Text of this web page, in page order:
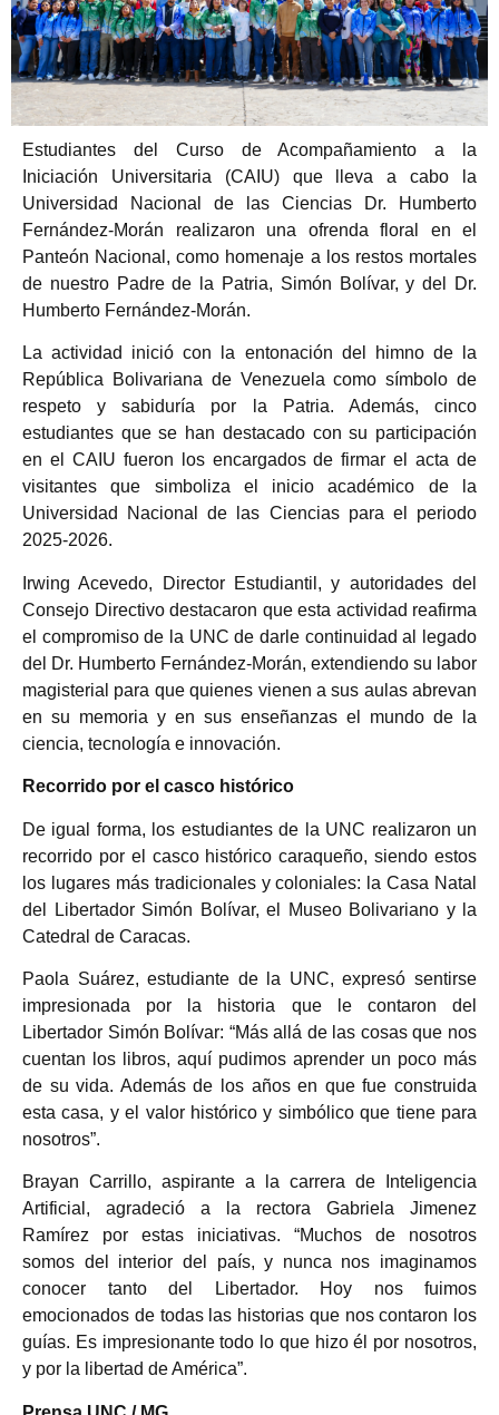
Estudiantes del Curso de Acompañamiento a la
Iniciación Universitaria (CAIU) que lleva a cabo la
Universidad Nacional de las Ciencias Dr. Humberto
Fernández-Morán realizaron una ofrenda floral en el
Panteón Nacional, como homenaje a los restos mortales
de nuestro Padre de la Patria, Simón Bolívar, y del Dr.
Humberto Fernández-Morán.
La actividad inició con la entonación del himno de la
República Bolivariana de Venezuela como símbolo de
respeto y sabiduría por la Patria. Además, cinco
estudiantes que se han destacado con su participación
en el CAIU fueron los encargados de firmar el acta de
visitantes que simboliza el inicio académico de la
Universidad Nacional de las Ciencias para el periodo
2025-2026.
Irwing Acevedo, Director Estudiantil, y autoridades del
Consejo Directivo destacaron que esta actividad reafirma
el compromiso de la UNC de darle continuidad al legado
del Dr. Humberto Fernández-Morán, extendiendo su labor
magisterial para que quienes vienen a sus aulas abrevan
en su memoria y en sus enseñanzas el mundo de la
ciencia, tecnología e innovación.
Recorrido por el casco histórico
De igual forma, los estudiantes de la UNC realizaron un
recorrido por el casco histórico caraqueño, siendo estos
los lugares más tradicionales y coloniales: la Casa Natal
del Libertador Simón Bolívar, el Museo Bolivariano y la
Catedral de Caracas.
Paola Suárez, estudiante de la UNC, expresó sentirse
impresionada por la historia que le contaron del
Libertador Simón Bolívar: “Más allá de las cosas que nos
cuentan los libros, aquí pudimos aprender un poco más
de su vida. Además de los años en que fue construida
esta casa, y el valor histórico y simbólico que tiene para
nosotros”.
Brayan Carrillo, aspirante a la carrera de Inteligencia
Artificial, agradeció a la rectora Gabriela Jimenez
Ramírez por estas iniciativas. “Muchos de nosotros
somos del interior del país, y nunca nos imaginamos
conocer tanto del Libertador. Hoy nos fuimos
emocionados de todas las historias que nos contaron los
guías. Es impresionante todo lo que hizo él por nosotros,
y por la libertad de América”.